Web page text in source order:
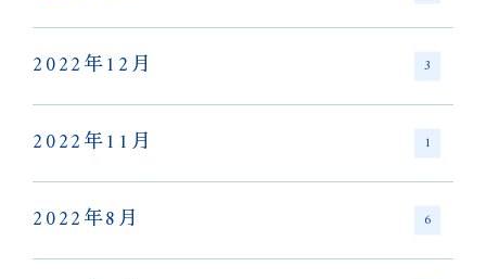
2022年12月 3
2022年11月 1
2022年8月 6